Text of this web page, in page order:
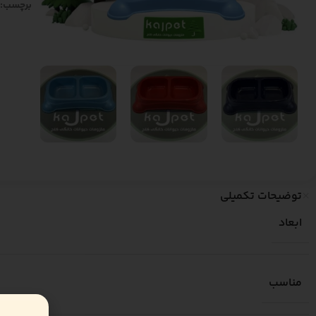
برچسب:
توضیحات تکمیلی
ابعاد
مناسب